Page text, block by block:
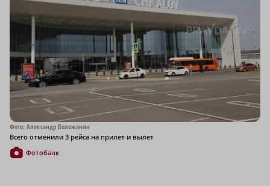
Фото: Александр Воложанин
Всего отменили 3 рейса на прилет и вылет
Фотобанк